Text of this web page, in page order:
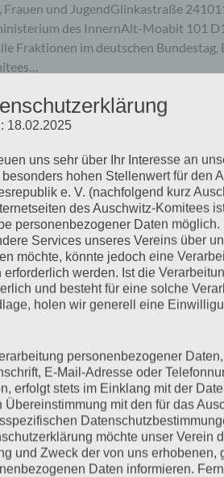
und JugendGlinkastraße
des InnernAlt-Moabit 101
Fraktionen im deutschen Bundestag,
»Der Ankläger.
Prozess«
Gabriel Bach, Ankläger im
zum Anhören)
18.02.2025
uns sehr über Ihr Interesse an
hohen Stellenwert für den
e. V. (nachfolgend kurz
des Auschwitz-Komitees
personenbezogener Daten
Services unseres Vereins über
möchte, könnte jedoch eine
erforderlich werden. Ist die
und besteht für eine solche
holen wir generell eine
personenbezogener
E-Mail-Adresse oder
erfolgt stets im Einklang mit der
Übereinstimmung mit den für das
möchte unser Verein
und Zweck der von uns erhobenen,
Daten informieren.